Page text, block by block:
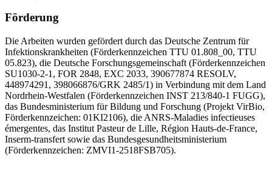
Förderung
Die Arbeiten wurden gefördert durch das Deutsche Zentrum für
Infektionskrankheiten (Förderkennzeichen TTU 01.808_00, TTU
05.823), die Deutsche Forschungsgemeinschaft (Förderkennzeichen
SU1030-2-1, FOR 2848, EXC 2033, 390677874 RESOLV,
448974291, 398066876/GRK 2485/1) in Verbindung mit dem Land
Nordrhein-Westfalen (Förderkennzeichen INST 213/840-1 FUGG),
das Bundesministerium für Bildung und Forschung (Projekt VirBio,
Förderkennzeichen: 01KI2106), die ANRS-Maladies infectieuses
émergentes, das Institut Pasteur de Lille, Région Hauts-de-France,
Inserm-transfert sowie das Bundesgesundheitsministerium
(Förderkennzeichen: ZMVI1-2518FSB705).